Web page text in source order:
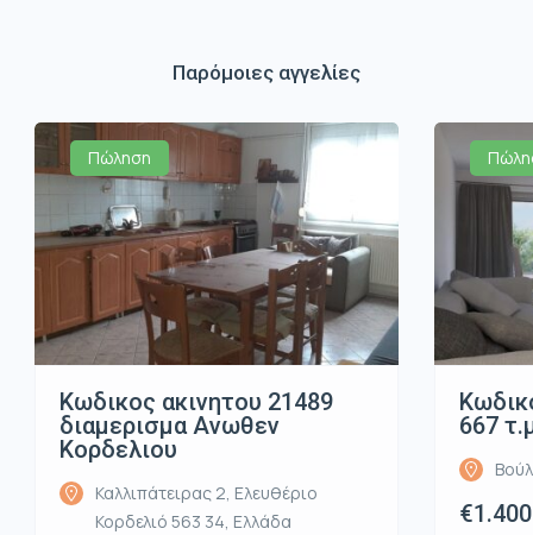
Παρόμοιες αγγελίες
Πώληση
Κωδικος ακινητου 21489
διαμερισμα Ανωθεν
Κορδελιου
Καλλιπάτειρας 2, Ελευθέριο
Κορδελιό 563 34, Ελλάδα
667